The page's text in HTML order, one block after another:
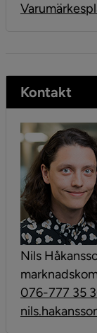
Kontakt
Nils
076-777 35